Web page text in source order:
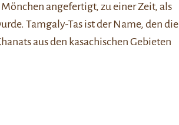
angefertigt, zu einer Zeit, als
Tamgaly-Tas ist der Name, den die
aus den kasachischen Gebieten